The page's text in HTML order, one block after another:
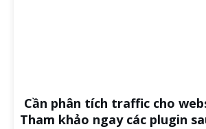
Cần phân tích traffic cho
Tham khảo ngay các plugin